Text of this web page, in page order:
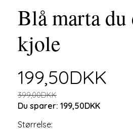
Blå marta du
kjole
199,50DKK
399,00DKK
Du sparer: 199,50DKK
Størrelse: